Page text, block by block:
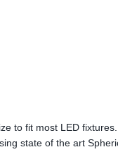
to fit most LED
state of the art